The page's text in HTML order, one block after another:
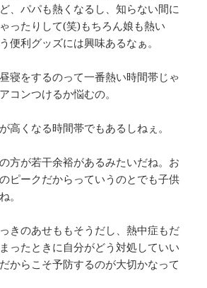
、パパも熱くなるし、知らない間に
ったりして(笑)もちろん娘も熱い
便利グッズには興味あるなぁ。
寝をするのって一番熱い時間帯じゃ
コンつけるか悩むの。
高くなる時間帯でもあるしねぇ。
方が若干余裕があるみたいだね。お
ピークだからっていうのとでも子供
。
きのあせももそうだし、熱中症もだ
ったときに自分がどう対処していい
からこそ予防するのが大切かなって